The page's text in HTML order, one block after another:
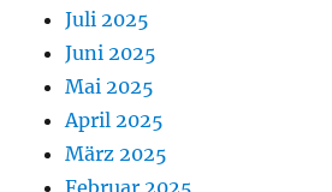
Juli 2025
Juni 2025
Mai 2025
April 2025
März 2025